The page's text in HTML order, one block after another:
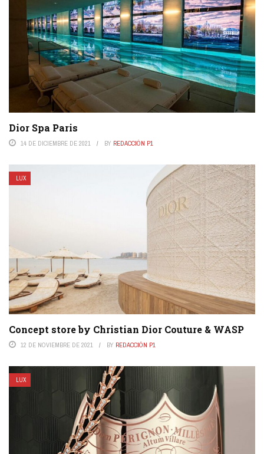
Dior Spa Paris
14 DE DICIEMBRE DE 2021 BY REDACCIÓN P1
LUX
Concept store by Christian Dior Couture & WASP
12 DE NOVIEMBRE DE 2021 BY REDACCIÓN P1
LUX